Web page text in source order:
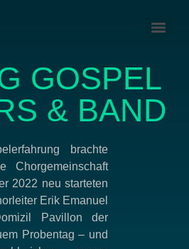
GOSPEL
& BAND
brachte
Chorgemeinschaft
2022 neu starteten
Erik Emanuel
Pavillon der
Probentag – und